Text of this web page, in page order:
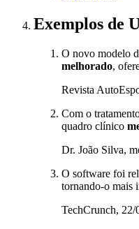
Exemplos de
O novo modelo
melhorado,
Revista
Com o
quadro clínico
Dr. João Silva,
O software foi
tornando-o mais
TechCrunch, 22/